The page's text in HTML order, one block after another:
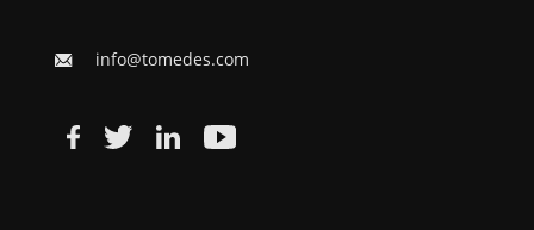
info@tomedes.com